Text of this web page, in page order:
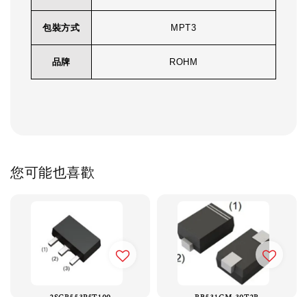
包裝方式 MPT3
品牌 ROHM
您可能也喜歡